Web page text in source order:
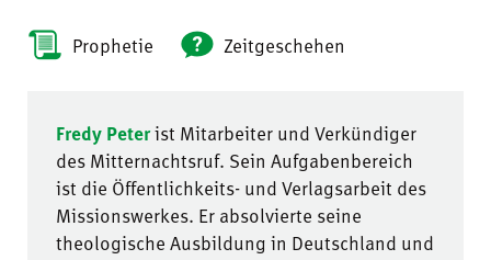
Prophetie Zeitgeschehen
Fredy Peterist Mitarbeiter und Verkündiger
des Mitternachtsruf. Sein Aufgabenbereich
ist die Öffentlichkeits- und Verlagsarbeit des
Missionswerkes. Er absolvierte seine
theologische Ausbildung in Deutschland und